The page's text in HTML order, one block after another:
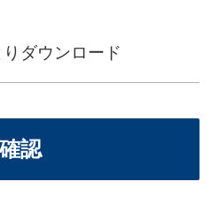
ダウンロード